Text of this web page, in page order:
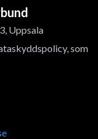
Uppsala
som